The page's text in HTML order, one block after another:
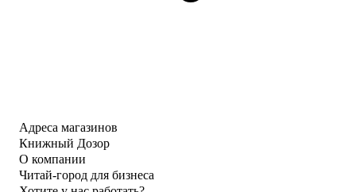
Адреса магазинов
Книжный Дозор
О компании
Читай-город для бизнеса